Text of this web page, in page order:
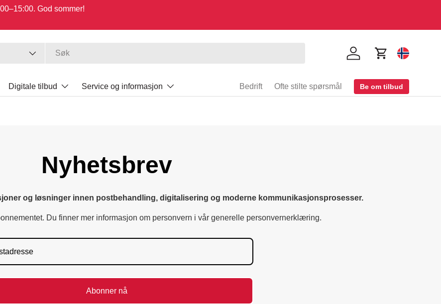
God sommer!
Logg innHandlekurvVelg land
Digitale tilbud Service og informasjon Bedrift Ofte stilte spørsmål Be om tilbud
Nyhetsbrev
og løsninger innen postbehandling, digitalisering og moderne kommunikasjonsprosesser.
Du finner mer informasjon om personvern i vår generelle personvernerklæring.
Abonner nå